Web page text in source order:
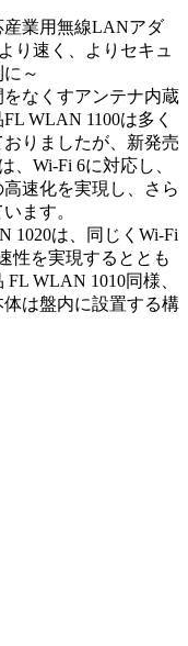
産業用無線LANアダ
り速く、よりセキュ
～
なくすアンテナ内蔵
WLAN 1100は多く
りましたが、新発売
、Wi-Fi 6に対応し、
速化を実現し、さら
ます。
1020は、同じくWi-Fi
性を実現するととも
WLAN 1010同様、
は盤内に設置する構